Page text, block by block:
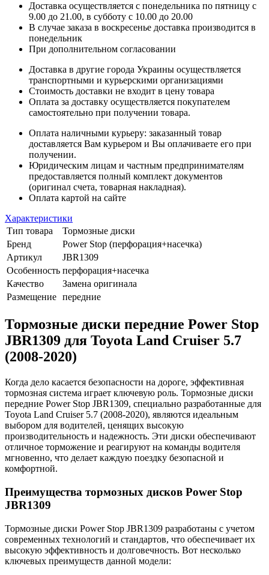
Доставка осуществляется с понедельника по пятницу с
9.00 до 21.00, в субботу с 10.00 до 20.00
В случае заказа в воскресенье доставка производится в
понедельник
При дополнительном согласовании
Доставка в другие города Украины осуществляется
транспортными и курьерскими организациями
Стоимость доставки не входит в цену товара
Оплата за доставку осуществляется покупателем
самостоятельно при получении товара.
Оплата наличными курьеру: заказанный товар
доставляется Вам курьером и Вы оплачиваете его при
получении.
Юридическим лицам и частным предпринимателям
предоставляется полный комплект документов
(оригинал счета, товарная накладная).
Оплата картой на сайте
Характеристики
Тип товара
Тормозные диски
Бренд
Power Stop (перфорация+насечка)
Артикул
JBR1309
Особенность перфорация+насечка
Качество
Замена оригинала
Размещение передние
Тормозные диски передние Power Stop
JBR1309 для Toyota Land Cruiser 5.7
(2008-2020)
Когда дело касается безопасности на дороге, эффективная
тормозная система играет ключевую роль. Тормозные диски
передние Power Stop JBR1309, специально разработанные для
Toyota Land Cruiser 5.7 (2008-2020), являются идеальным
выбором для водителей, ценящих высокую
производительность и надежность. Эти диски обеспечивают
отличное торможение и реагируют на команды водителя
мгновенно, что делает каждую поездку безопасной и
комфортной.
Преимущества тормозных дисков Power Stop
JBR1309
Тормозные диски Power Stop JBR1309 разработаны с учетом
современных технологий и стандартов, что обеспечивает их
высокую эффективность и долговечность. Вот несколько
ключевых преимуществ данной модели: